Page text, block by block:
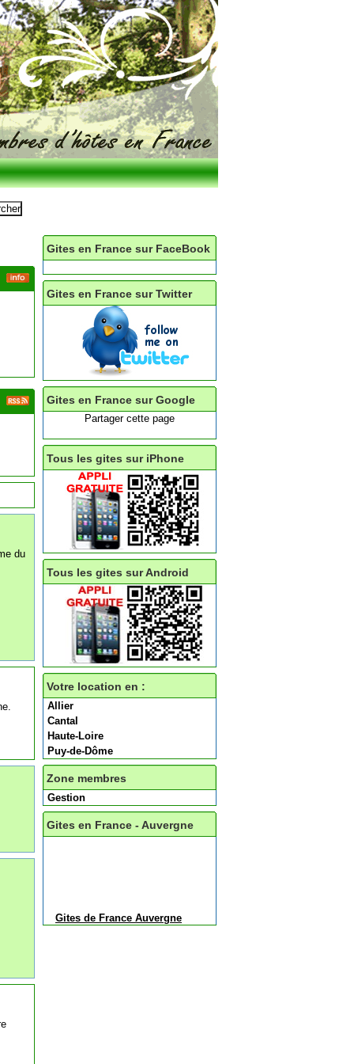
Gites en France sur FaceBook
Gites en France sur Twitter
Gites en France sur Google
Partager cette page
Tous les gites sur iPhone
Tous les gites sur Android
Votre location en :
Allier
Cantal
Haute-Loire
Puy-de-Dôme
Zone membres
Gestion
Gites en France - Auvergne
Gites de France Auvergne
du